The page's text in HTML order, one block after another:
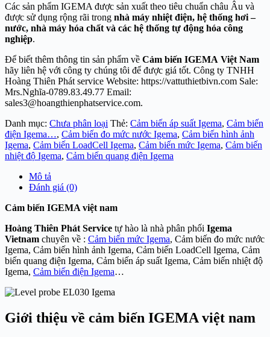
Các sản phẩm IGEMA được sản xuất theo tiêu chuẩn châu Âu và
được sử dụng rộng rãi trong nhà máy nhiệt điện, hệ thống hơi –
nước, nhà máy hóa chất và các hệ thống tự động hóa công
nghiệp.
Để biết thêm thông tin sản phẩm về Cảm biến IGEMA Việt Nam
hãy liên hệ với công ty chúng tôi để được giá tốt. Công ty TNHH
Hoàng Thiên Phát service Website: https://vattuthietbivn.com Sale:
Mrs.Nghĩa-0789.83.49.77 Email:
sales3@hoangthienphatservice.com.
Danh mục: Chưa phân loại Thẻ: Cảm biến áp suất Igema, Cảm biến
điện Igema…, Cảm biến đo mức nước Igema, Cảm biến hình ảnh
Igema, Cảm biến LoadCell Igema, Cảm biến mức Igema, Cảm biến
nhiệt độ Igema, Cảm biến quang điện Igema
Mô tả
Đánh giá (0)
Cảm biến IGEMA việt nam
Hoàng Thiên Phát Service tự hào là nhà phân phối Igema
Vietnam chuyên về : Cảm biến mức Igema, Cảm biến đo mức nước
Igema, Cảm biến hình ảnh Igema, Cảm biến LoadCell Igema, Cảm
biến quang điện Igema, Cảm biến áp suất Igema, Cảm biến nhiệt độ
Igema, Cảm biến điện Igema…
Giới thiệu về cảm biến IGEMA việt nam